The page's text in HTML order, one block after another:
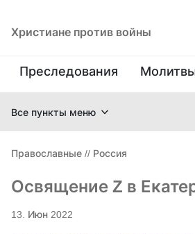
Христиане против войны
Преследования
Все пункты меню
Православные // Россия
Освящение Z в
13. Июн 2022